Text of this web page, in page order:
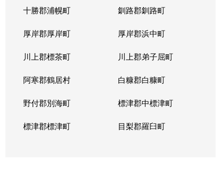
十勝郡浦幌町 釧路郡釧路町
厚岸郡厚岸町 厚岸郡浜中町
川上郡標茶町 川上郡弟子屈町
阿寒郡鶴居村 白糠郡白糠町
野付郡別海町 標津郡中標津町
標津郡標津町 目梨郡羅臼町